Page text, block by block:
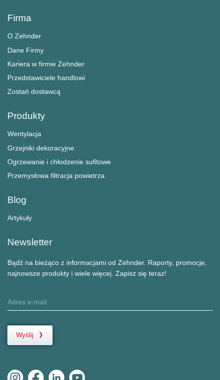
Firma
O Zehnder
Dane Firmy
Kariera w firmie Zehnder
Przedstawiciele handlowi
Zostań dostawcą
Produkty
Wentylacja
Grzejniki dekoracyjne
Ogrzewanie i chłodzenie sufitowe
Przemysłowa filtracja powietrza
Blog
Artykuły
Newsletter
Bądź na bieżąco z informacjami od Zehnder. Raporty, promocje,
najnowsze produkty i wiele więcej. Zapisz się teraz!
Wyślij